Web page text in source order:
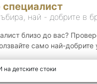
детските стоки
най - добрите в
близо до вас?
само най-добрите